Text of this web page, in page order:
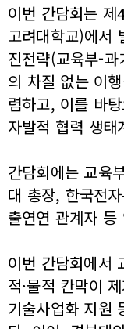
이번 간담회는
고려대학교)에서
진전략(교육부-과
의 차질 없는 이
렴하고, 이를 바
자발적 협력 생태
간담회에는 교육
대 총장, 한국전
출연연 관계자
이번 간담회에서
적·물적 칸막이
기술사업화 지원